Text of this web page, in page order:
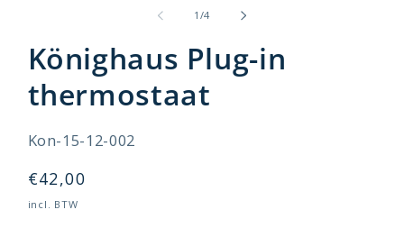
1 /van
4
Könighaus Plug-in
thermostaat
SKU:
Kon-15-12-002
Normale
prijs
€42,00
incl. BTW